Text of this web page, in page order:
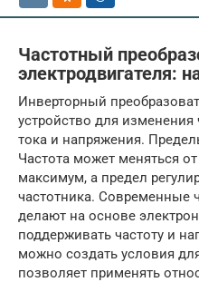
Частотный
электродвигателя:
Инверторный
устройство для изменения
тока и напряжения.
Частота может меняться
максимум, а предел
частотника. Современные
делают на основе
поддерживать частоту и
можно создать условия
позволяет применять